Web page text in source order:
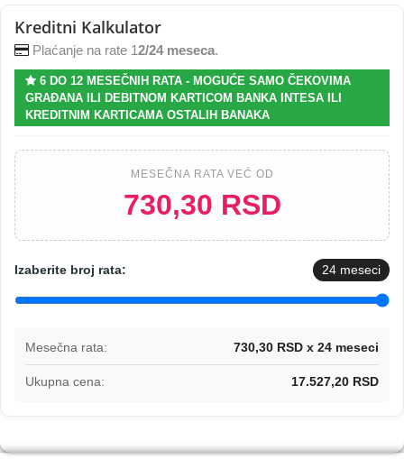
Kreditni Kalkulator
Plaćanje na rate 12/24 meseca.
6 DO 12 MESEČNIH RATA - MOGUĆE SAMO ČEKOVIMA
GRAĐANA ILI DEBITNOM KARTICOM BANKA INTESA ILI
KREDITNIM KARTICAMA OSTALIH BANAKA
MESEČNA RATA VEĆ OD
730,30 RSD
Izaberite broj rata: 24 meseci
Mesečna rata: 730,30 RSD x 24 meseci
Ukupna cena: 17.527,20 RSD